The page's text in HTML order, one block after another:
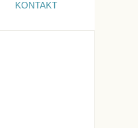
KONTAKT